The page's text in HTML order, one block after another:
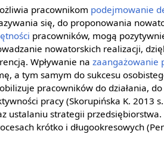
pracownikom podejmowanie
się, do proponowania
pracowników, mogą
nowatorskich realizacji,
Wpływanie nazaangażowanie
a tym samym do sukcesu
pracowników do działania,
pracy (Skorupińska K. 2013
ustalaniu strategii
krótko i długookresowych